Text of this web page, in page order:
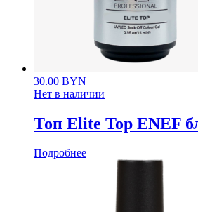
30.00 BYN
Нет в наличии
Топ Elite Top ENEF
Подробнее